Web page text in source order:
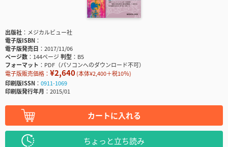
出版社
メジカルビュー社
電子版ISBN
電子版発売日
2017/11/06
ページ数
144ページ判型
B5
フォーマット
PDF（パソコンへのダウンロード不可）
電子版販売価格： ¥2,640(本体¥2,400＋税10％)
印刷版ISSN
0911-1069
印刷版発行年月
2015/01
カートに入れる
ちょっと立ち読み